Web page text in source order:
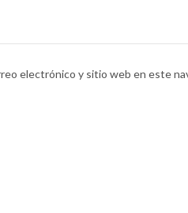
electrónico y sitio web en este